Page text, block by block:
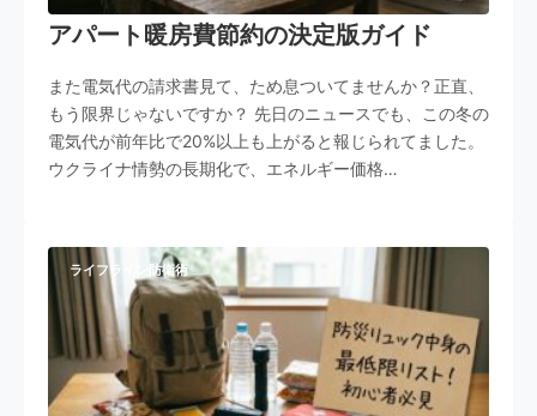
アパート暖房費節約の決定版ガイド
また電気代の請求書見て、ため息ついてませんか？正直、
もう限界じゃないですか？ 先日のニュースでも、この冬の
電気代が前年比で20%以上も上がると報じられてました。
ウクライナ情勢の長期化で、エネルギー価格…
ライフライン防衛術